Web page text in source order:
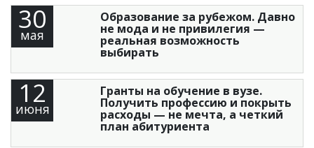
30
мая
Образование за рубежом. Давно
не мода и не привилегия —
реальная возможность
выбирать
12
июня
Гранты на обучение в вузе.
Получить профессию и покрыть
расходы — не мечта, а четкий
план абитуриента